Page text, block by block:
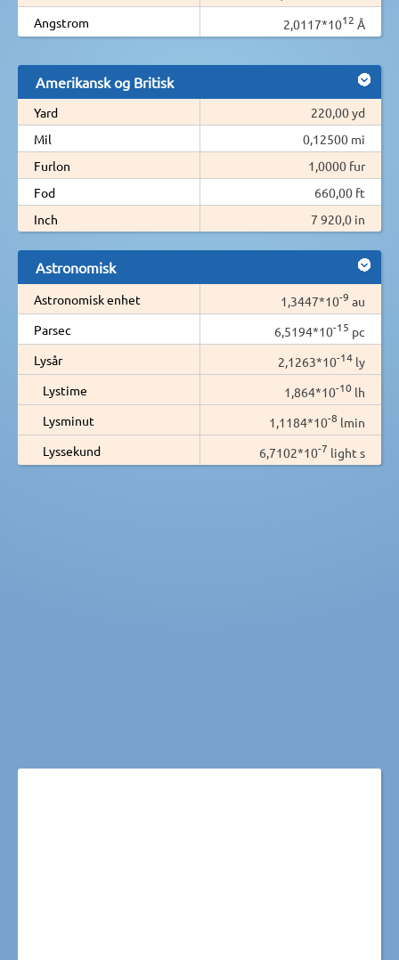
Angstrom
2,0117*1012 Å
Amerikansk og Britisk
Yard
220,00 yd
Mil
0,12500 mi
Furlon
1,0000 fur
Fod
660,00 ft
Inch
7 920,0 in
Astronomisk
Astronomisk enhet 1,3447*10-9 au
Parsec
6,5194*10-15 pc
Lysår
2,1263*10-14 ly
Lystime
1,864*10-10 lh
Lysminut
1,1184*10-8 lmin
Lyssekund
6,7102*10-7 light s